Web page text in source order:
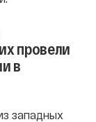
провели
в
западных